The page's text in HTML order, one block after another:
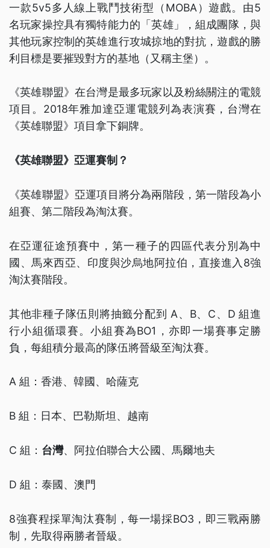
一款5v5多人線上戰鬥技術型（MOBA）遊戲。由5
名玩家操控具有獨特能力的「英雄」，組成團隊，與
其他玩家控制的英雄進行攻城掠地的對抗，遊戲的勝
利目標是要摧毀對方的基地（又稱主堡）。
《英雄聯盟》在台灣是最多玩家以及粉絲關注的電競
項目。2018年雅加達亞運電競列為表演賽，台灣在
《英雄聯盟》項目拿下銅牌。
《英雄聯盟》亞運賽制？
《英雄聯盟》亞運項目將分為兩階段，第一階段為小
組賽、第二階段為淘汰賽。
在亞運征途預賽中，第一種子的四區代表分別為中
國、馬來西亞、印度與沙烏地阿拉伯，直接進入8強
淘汰賽階段。
其他非種子隊伍則將抽籤分配到 A、B、C、D 組進
行小組循環賽。小組賽為BO1，亦即一場賽事定勝
負，每組積分最高的隊伍將晉級至淘汰賽。
A 組：香港、韓國、哈薩克
B 組：日本、巴勒斯坦、越南
C 組： 台灣、阿拉伯聯合大公國、馬爾地夫
D 組：泰國、澳門
8強賽程採單淘汰賽制，每一場採BO3，即三戰兩勝
制，先取得兩勝者晉級。